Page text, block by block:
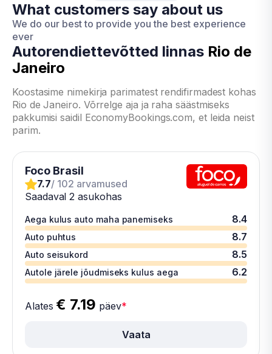
What customers say about us
We do our best to provide you the best experience
ever
Autorendiettevõtted linnas Rio de
Janeiro
Koostasime nimekirja parimatest rendifirmadest kohas
Rio de Janeiro. Võrrelge aja ja raha säästmiseks
pakkumisi saidil EconomyBookings.com, et leida neist
parim.
Foco Brasil
7.7/ 102 arvamused
Saadaval 2 asukohas
Aega kulus auto maha panemiseks 8.4
Auto puhtus 8.7
Auto seisukord 8.5
Autole järele jõudmiseks kulus aega 6.2
Alates € 7.19 päev*
Vaata